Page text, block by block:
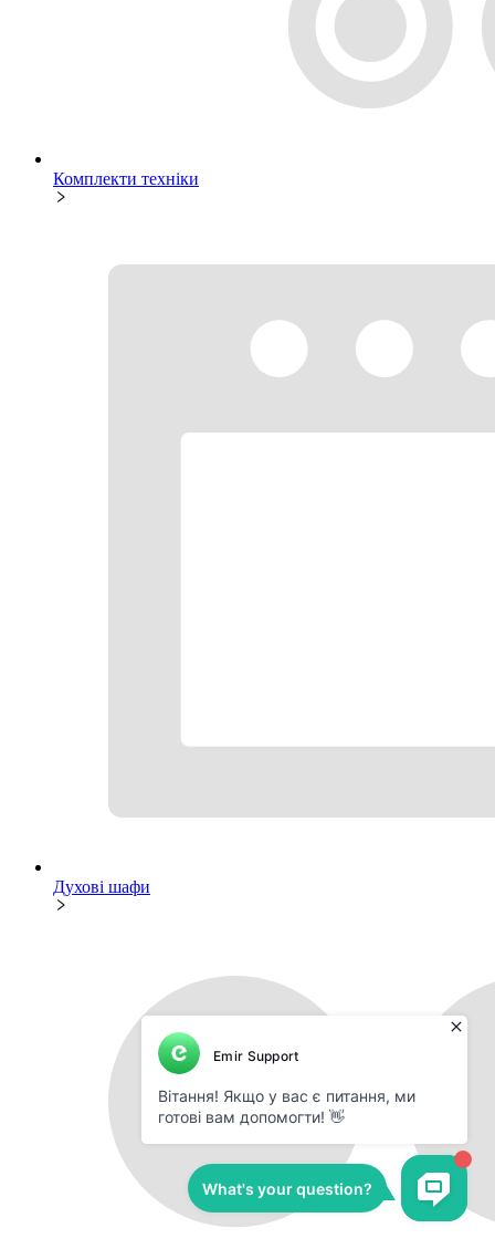
Комплекти техніки
Духові шафи